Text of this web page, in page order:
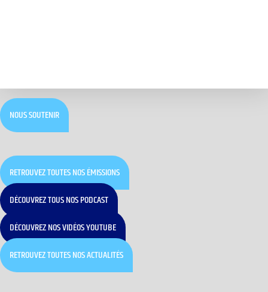
NOUS SOUTENIR
RETROUVEZ TOUTES NOS ÉMISSIONS
DÉCOUVREZ TOUS NOS PODCAST
DÉCOUVREZ NOS VIDÉOS YOUTUBE
RETROUVEZ TOUTES NOS ACTUALITÉS